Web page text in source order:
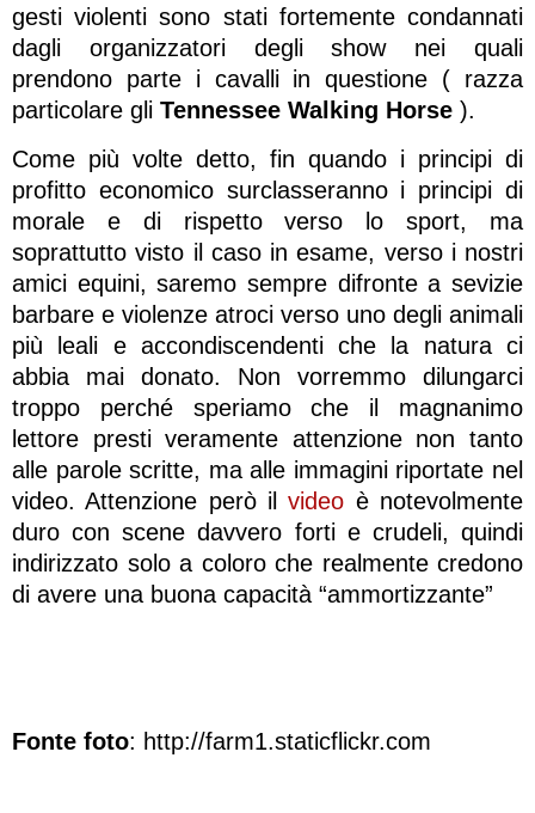
gesti violenti sono stati fortemente condannati
dagli organizzatori degli show nei quali
prendono parte i cavalli in questione ( razza
particolare gli Tennessee Walking Horse ).
Come più volte detto, fin quando i principi di
profitto economico surclasseranno i principi di
morale e di rispetto verso lo sport, ma
soprattutto visto il caso in esame, verso i nostri
amici equini, saremo sempre difronte a sevizie
barbare e violenze atroci verso uno degli animali
più leali e accondiscendenti che la natura ci
abbia mai donato. Non vorremmo dilungarci
troppo perché speriamo che il magnanimo
lettore presti veramente attenzione non tanto
alle parole scritte, ma alle immagini riportate nel
video. Attenzione però ilvideo è notevolmente
duro con scene davvero forti e crudeli, quindi
indirizzato solo a coloro che realmente credono
di avere una buona capacità “ammortizzante”
Fonte foto: http://farm1.staticflickr.com